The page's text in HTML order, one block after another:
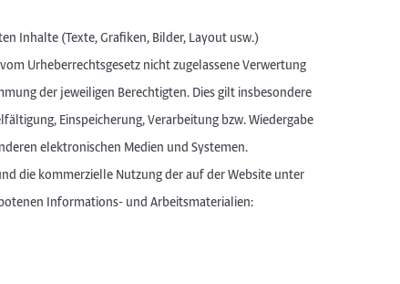
Inhalte (Texte, Grafiken, Bilder, Layout usw.)
Urheberrechtsgesetz nicht zugelassene Verwertung
der jeweiligen Berechtigten. Dies gilt insbesondere
Einspeicherung, Verarbeitung bzw. Wiedergabe
elektronischen Medien und Systemen.
die kommerzielle Nutzung der auf der Website unter
Informations- und Arbeitsmaterialien: